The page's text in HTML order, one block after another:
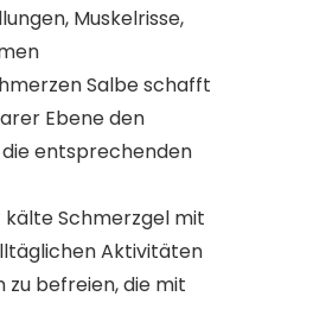
Muskelrisse,
Salbe schafft
Ebene den
entsprechenden
kälte Schmerzgel mit
Aktivitäten
zu befreien, die mit